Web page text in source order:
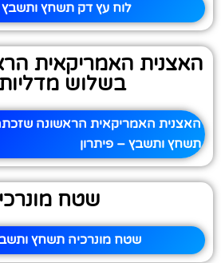
לוח עץ דק תשחץ ותשבץ
האצנית האמריקאית
בשלוש
האצנית האמריקאית הראשונה
תשחץ ותשבץ – פיתרון
שטח
שטח מונרכיה תשחץ